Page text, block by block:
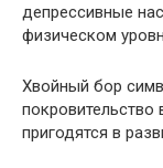
депрессивные
физическом
Хвойный бор
покровительство
пригодятся в